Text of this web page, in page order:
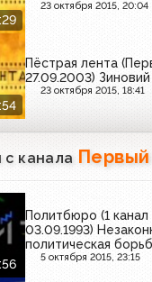
23 октября 2015, 20:04
Пёстрая лента
27.09.2003)
23 октября 2015, 18:41
с канала
Политбюро (1
03.09.1993)
политическая
5 октября 2015, 23:15